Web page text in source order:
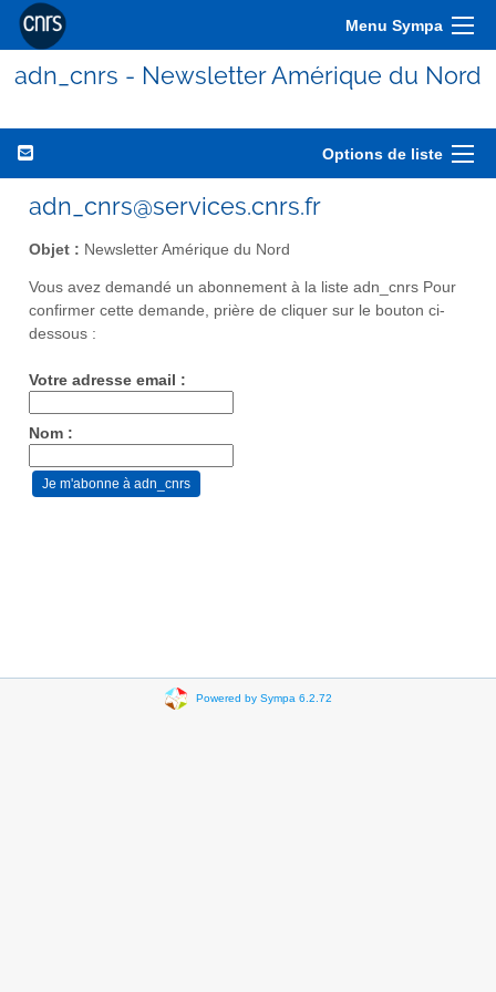
Menu Sympa
adn_cnrs - Newsletter Amérique du Nord
Options de liste
adn_cnrs@services.cnrs.fr
Objet : Newsletter Amérique du Nord
Vous avez demandé un abonnement à la liste adn_cnrs Pour
confirmer cette demande, prière de cliquer sur le bouton ci-
dessous :
Votre adresse email :
Nom :
Powered by Sympa 6.2.72